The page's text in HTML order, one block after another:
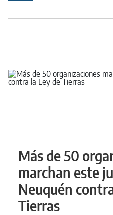
Más de 50
marchan este
Neuquén
Tierras